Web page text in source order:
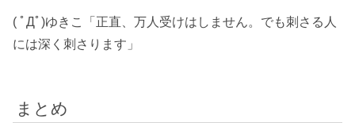
( ﾟДﾟ)ゆきこ「正直、万人受けはしません。でも刺さる人
には深く刺さります」
まとめ